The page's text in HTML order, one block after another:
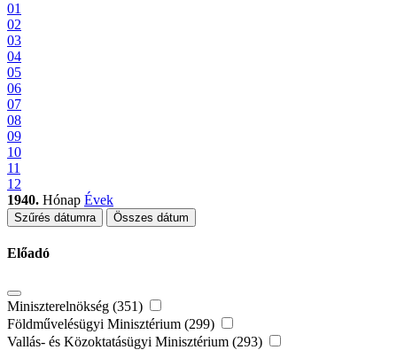
01
02
03
04
05
06
07
08
09
10
11
12
1940. Hónap Évek
Szűrés dátumra Összes dátum
Előadó
Miniszterelnökség (351)
Földművelésügyi Minisztérium (299)
Vallás- és Közoktatásügyi Minisztérium (293)